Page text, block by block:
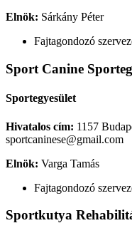
Elnök: Sárkány Péter
Fajtagondozó
Sport Canine
Sportegyesület
Hivatalos cím: 1157
sportcaninese@gmail.com
Elnök: Varga Tamás
Fajtagondozó
Sportkutya